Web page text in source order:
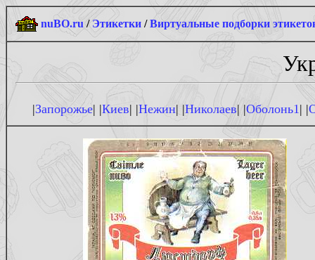
nuBO.ru / Этикетки /Виртуальные подборки
|Запорожье| |Киев| |Нежин| |Николаев| |Оболонь1| |